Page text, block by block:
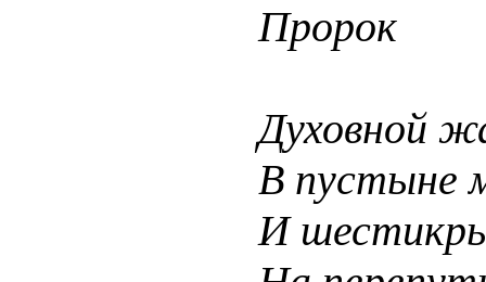
Пророк
Духовной
В пустыне
И